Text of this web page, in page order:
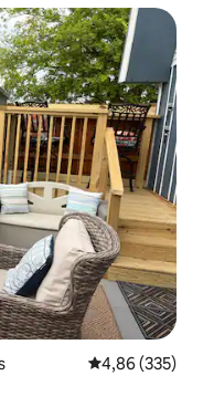
Évaluation
4,86 (335)